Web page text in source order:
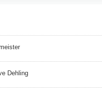
Dehling